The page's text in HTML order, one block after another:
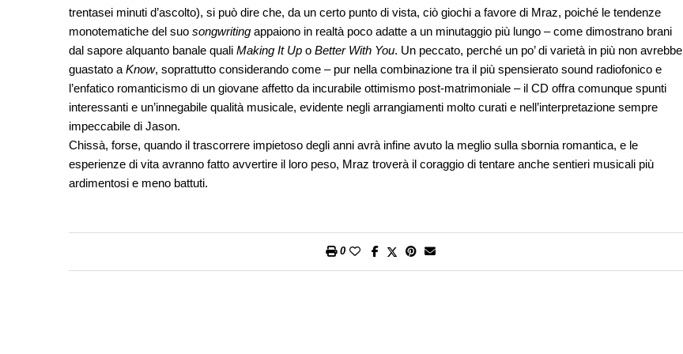
trentasei minuti d’ascolto), si può dire che, da un certo punto di vista, ciò giochi a favore di Mraz, poiché le tendenze
monotematiche del suo songwriting appaiono in realtà poco adatte a un minutaggio più lungo – come dimostrano brani
dal sapore alquanto banale quali Making It Up o Better With You. Un peccato, perché un po’ di varietà in più non avrebbe
guastato a Know, soprattutto considerando come – pur nella combinazione tra il più spensierato sound radiofonico e
l’enfatico romanticismo di un giovane affetto da incurabile ottimismo post-matrimoniale – il CD offra comunque spunti
interessanti e un’innegabile qualità musicale, evidente negli arrangiamenti molto curati e nell’interpretazione sempre
impeccabile di Jason.
Chissà, forse, quando il trascorrere impietoso degli anni avrà infine avuto la meglio sulla sbornia romantica, e le
esperienze di vita avranno fatto avvertire il loro peso, Mraz troverà il coraggio di tentare anche sentieri musicali più
ardimentosi e meno battuti.
0